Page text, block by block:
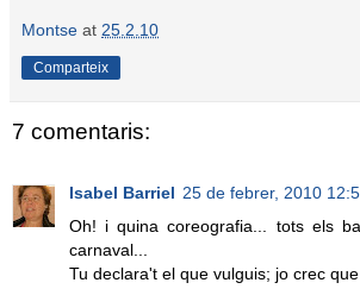
Montse at 25.2.10
Comparteix
7 comentaris:
Isabel Barriel 25 de febrer, 2010
Oh! i quina coreografia... tots els
carnaval...
Tu declara't el que vulguis; jo crec